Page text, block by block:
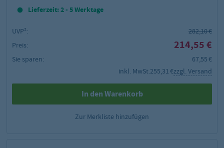
Lieferzeit: 2 - 5 Werktage
UVP²:
282,10 €
Preis:
214,55 €
Sie sparen:
67,55 €
inkl. MwSt.255,31 €zzgl. Versand
In den Warenkorb
Zur Merkliste hinzufügen